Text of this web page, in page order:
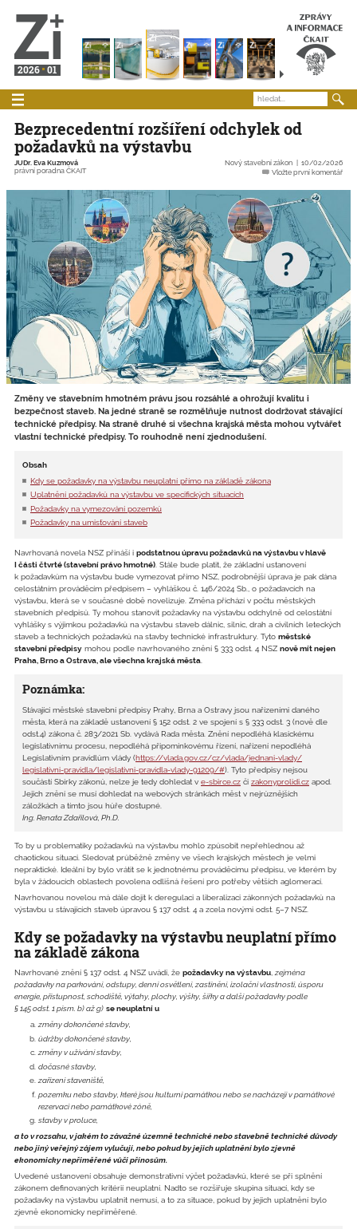
2026 01
Bezprecedentní rozšíření odchylek od
požadavků na výstavbu
JUDr. Eva Kuzmová
právní poradna ČKAIT
10/02/2026
Nový stavební zákon
Vložte první komentář
Změny ve stavebním hmotném právu jsou rozsáhlé a ohrožují kvalitu i
bezpečnost staveb. Na jedné straně se rozmělňuje nutnost dodržovat stávající
technické předpisy. Na straně druhé si všechna krajská města mohou vytvářet
vlastní technické předpisy. To rouhodně není zjednodušení.
Obsah
Kdy se požadavky na výstavbu neuplatní přímo na základě zákona
Uplatnění požadavků na výstavbu ve specifických situacích
Požadavky na vymezování pozemků
Požadavky na umisťování staveb
Navrhovaná novela NSZ přináší i podstatnou úpravu požadavků na výstavbu v hlavě
I části čtvrté (stavební právo hmotné) . Stále bude platit, že základní ustanovení
k požadavkům na výstavbu bude vymezovat přímo NSZ, podrobnější úprava je pak dána
celostátním prováděcím předpisem – vyhláškou č. 146/2024 Sb., o požadavcích na
výstavbu, která se v současné době novelizuje. Změna přichází v počtu městských
stavebních předpisů. Ty mohou stanovit požadavky na výstavbu odchylně od celostátní
vyhlášky s výjimkou požadavků na výstavbu staveb dálnic, silnic, drah a civilních leteckých
staveb a technických požadavků na stavby technické infrastruktury. Tyto městské
stavební předpisy mohou podle navrhovaného znění § 333 odst. 4 NSZ nově mít nejen
Praha, Brno a Ostrava, ale všechna krajská města
Poznámka:
Stávající městské stavební předpisy Prahy, Brna a Ostravy jsou nařízeními daného
města, která na základě ustanovení § 152 odst. 2 ve spojení s § 333 odst. 3 (nově dle
odst.4) zákona č. 283/2021 Sb. vydává Rada města. Znění nepodléhá klasickému
legislativnímu procesu, nepodléhá připomínkovému řízení, nařízení nepodléhá
Legislativním pravidlům vlády (https://vlada.gov.cz/cz/vlada/jednani-vlady/
legislativni-pravidla/legislativni-pravidla-vlady-91209/#). Tyto předpisy nejsou
součástí Sbírky zákonů, nelze je tedy dohledat v e-sbirce.cz či zakonyprolidi.cz apod.
Jejich znění se musí dohledat na webových stránkách měst v nejrůznějších
záložkách a tímto jsou hůře dostupné.
Ing. Renata Zdařilová, Ph.D.
To by u problematiky požadavků na výstavbu mohlo způsobit nepřehlednou až
chaotickou situaci. Sledovat průběžně změny ve všech krajských městech je velmi
nepraktické. Ideální by bylo vrátit se k jednotnému prováděcímu předpisu, ve kterém by
byla v žádoucích oblastech povolena odlišná řešení pro potřeby větších aglomerací.
Navrhovanou novelou má dále dojít k deregulaci a liberalizaci zákonných požadavků na
výstavbu u stávajících staveb úpravou § 137 odst. 4 a zcela novými odst. 5–7 NSZ.
Kdy se požadavky na výstavbu neuplatní přímo
na základě zákona
Navrhované znění § 137 odst. 4 NSZ uvádí, že požadavky na výstavbu,zejména
požadavky na parkování, odstupy, denní osvětlení, zastínění, izolační vlastnosti, úsporu
energie, přístupnost, schodiště, výtahy, plochy, výšky, šířky a další požadavky podle
§ 145 odst. 1 písm. b) až g) se neuplatní u
změny dokončené stavby,
údržby dokončené stavby,
změny v užívání stavby,
dočasné stavby,
zařízení staveniště,
pozemku nebo stavby, které jsou kulturní památkou nebo se nacházejí v památkové
rezervaci nebo památkové zóně,
stavby v proluce,
a to v rozsahu, v jakém to závažné územně technické nebo stavebně technické důvody
nebo jiný veřejný zájem vylučují, nebo pokud by jejich uplatnění bylo zjevně
ekonomicky nepřiměřené vůči přínosům.
Uvedené ustanovení obsahuje demonstrativní výčet požadavků, které se při splnění
zákonem definovaných kritérií neuplatní. Nadto se rozšiřuje skupina situací, kdy se
požadavky na výstavbu uplatnit nemusí, a to za situace, pokud by jejich uplatnění bylo
zjevně ekonomicky nepřiměřené.